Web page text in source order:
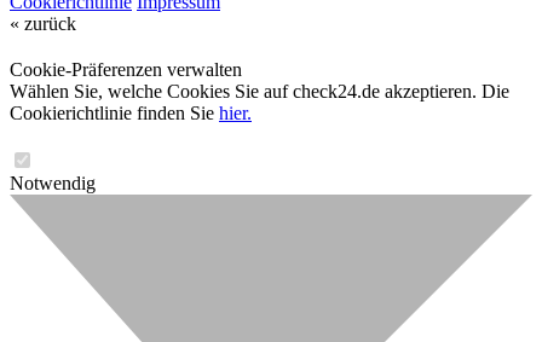
« zurück
Cookie-Präferenzen verwalten
Wählen Sie, welche Cookies Sie auf check24.de akzeptieren. Die
Cookierichtlinie finden Sie hier.
Notwendig